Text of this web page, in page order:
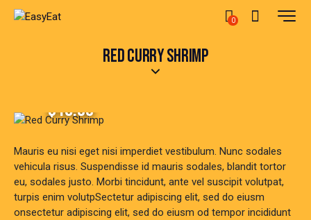
0
RED CURRY SHRIMP
$18.00
Mauris eu nisi eget nisi imperdiet vestibulum. Nunc sodales
vehicula risus. Suspendisse id mauris sodales, blandit tortor
eu, sodales justo. Morbi tincidunt, ante vel suscipit volutpat,
turpis enim volutpSectetur adipiscing elit, sed do eiusm
onsectetur adipiscing elit, sed do eiusm od tempor incididunt